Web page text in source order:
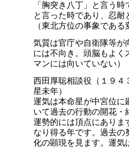
「胸突き八丁」と言う
と言った時であり、忍
（東北方位の事象であ
気質は官庁や自衛隊等が
には不向き。頭脳もよ
マンには向いていない）
西田厚聡相談役（１９４
星未年）
運気は本命星が中宮位に
いて過去の行動の開花
運勢的には頂点にありま
なり得る年です。過去
化の顕現を見ます。運気